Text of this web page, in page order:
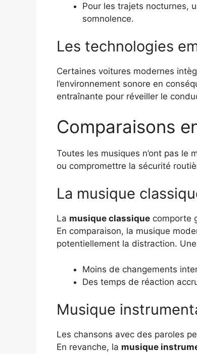
Pour les trajets nocturnes,
somnolence.
Les technologies
Certaines voitures modernes
l’environnement sonore en
entraînante pour réveiller le
Comparaisons
Toutes les musiques n’ont pas
ou compromettre la sécurité
La musique
La musique classique comporte
En comparaison, la musique
potentiellement la distraction.
Moins de changements
Des temps de réaction
Musique
Les chansons avec des paroles
En revanche, la musique